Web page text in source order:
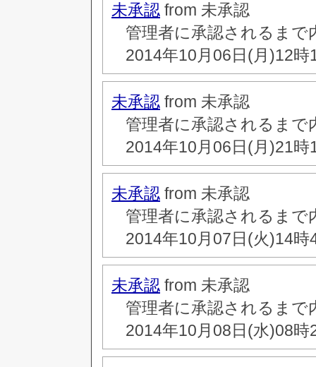
未承認 from 未承認
管理者に承認されるま
2014年10月06日(月)12時
未承認 from 未承認
管理者に承認されるま
2014年10月06日(月)21時
未承認 from 未承認
管理者に承認されるま
2014年10月07日(火)14時
未承認 from 未承認
管理者に承認されるま
2014年10月08日(水)08時